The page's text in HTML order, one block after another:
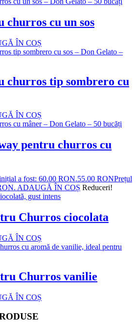
churros cu un sos
ÎN COȘ
churros tip sombrero cu
ÎN COȘ
pentru churros cu
a fost: 60.00 RON.55.00 RONPrețul
ADAUGĂ ÎN COȘ Reduceri!
Churros ciocolata
ÎN COȘ
Churros vanilie
ÎN COȘ